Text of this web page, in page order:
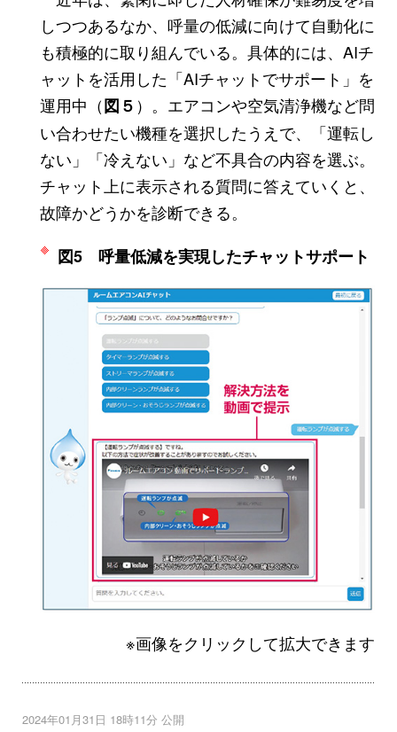
しつつあるなか、呼量の低減に向けて自動化に
も積極的に取り組んでいる。具体的には、AIチ
ャットを活用した「AIチャットでサポート」を
運用中（図５ ）。エアコンや空気清浄機など問
い合わせたい機種を選択したうえで、「運転し
ない」「冷えない」など不具合の内容を選ぶ。
チャット上に表示される質問に答えていくと、
故障かどうかを診断できる。
図5 呼量低減を実現したチャットサポート
※画像をクリックして拡大できます
2024年01月31日 18時11分 公開